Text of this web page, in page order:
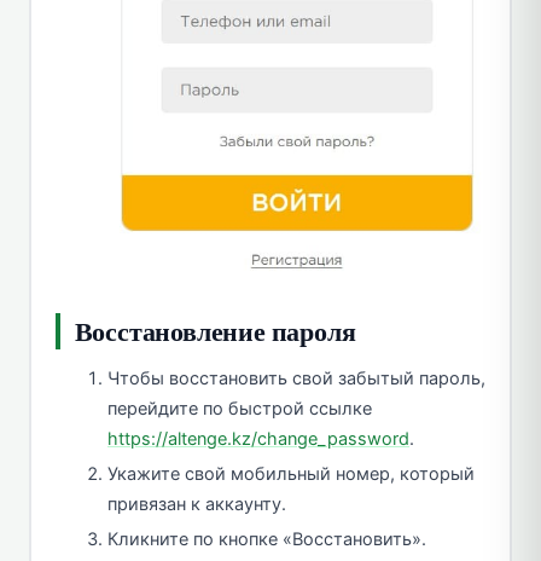
Восстановление пароля
Чтобы восстановить свой забытый пароль,
перейдите по быстрой ссылке
https://altenge.kz/change_password.
Укажите свой мобильный номер, который
привязан к аккаунту.
Кликните по кнопке «Восстановить».